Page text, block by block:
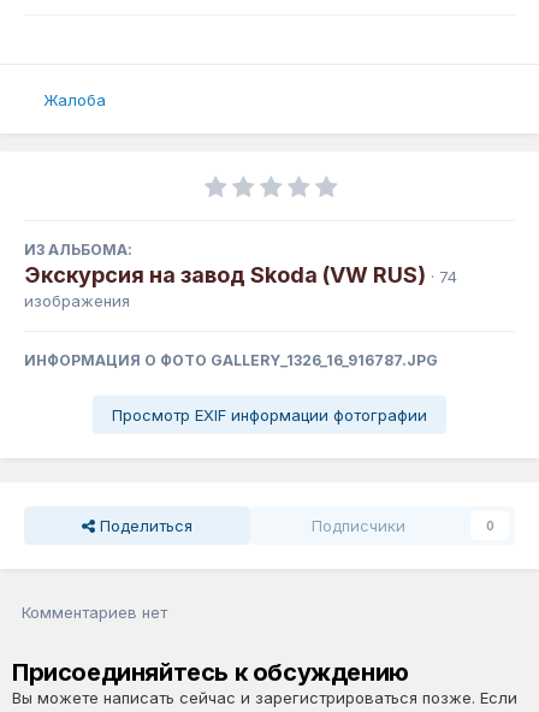
Жалоба
ИЗ АЛЬБОМА:
Экскурсия на завод Skoda (VW RUS) · 74
изображения
ИНФОРМАЦИЯ О ФОТО GALLERY_1326_16_916787.JPG
Просмотр EXIF информации фотографии
Поделиться Подписчики 0
Комментариев нет
Присоединяйтесь к обсуждению
Вы можете написать сейчас и зарегистрироваться позже. Если